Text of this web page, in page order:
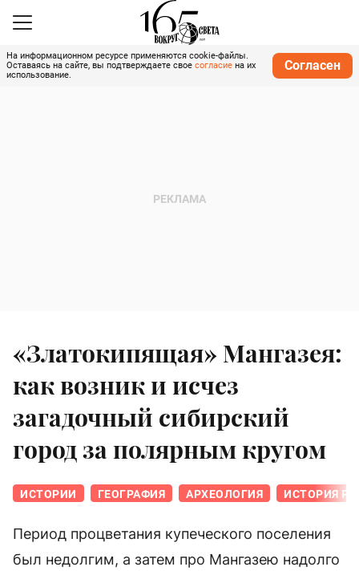
На информационном ресурсе применяются cookie-файлы.
Оставаясь на сайте, вы подтверждаете свое согласие на их
использование.
Согласен
«Златокипящая» Мангазея:
как возник и исчез
загадочный сибирский
город за полярным кругом
ИСТОРИИ ГЕОГРАФИЯ АРХЕОЛОГИЯ ИСТОРИЯ
Период процветания купеческого поселения
был недолгим, а затем про Мангазею надолго